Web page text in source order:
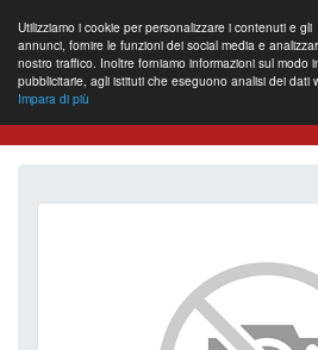
Utilizziamo i cookie per personalizzare i contenuti e gli
annunci, fornire le funzioni dei social media e
nostro traffico. Inoltre forniamo informazioni sul modo
pubblicitarie, agli istituti che eseguono analisi dei dati
Impara di più
Website Review